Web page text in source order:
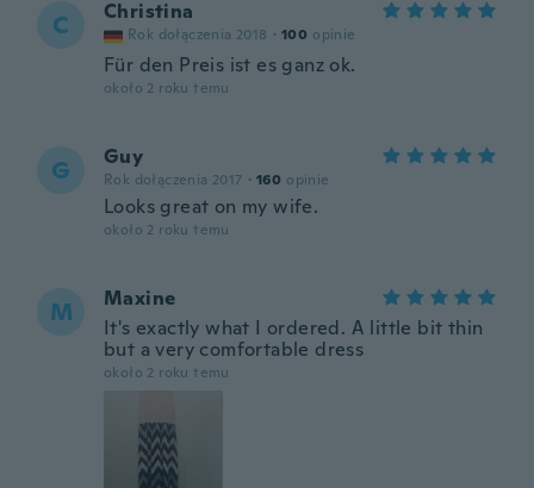
C Christina
Rok dołączenia 2018 · 100 opinie
Für den Preis ist es ganz ok.
około 2 roku temu
G Guy
Rok dołączenia 2017 · 160 opinie
Looks great on my wife.
około 2 roku temu
M
Maxine
It's exactly what I ordered. A little bit thin
but a very comfortable dress
około 2 roku temu